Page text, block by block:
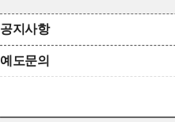
공지사항
예도문의